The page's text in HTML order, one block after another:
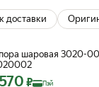
доставки
шаровая 3020-
с картой Яндекс Пэй
₽ Пэй